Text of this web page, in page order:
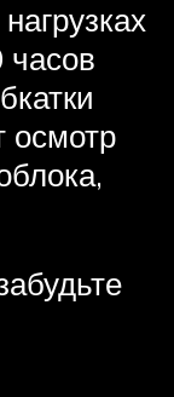
осмотр